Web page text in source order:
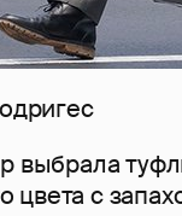
цвета с